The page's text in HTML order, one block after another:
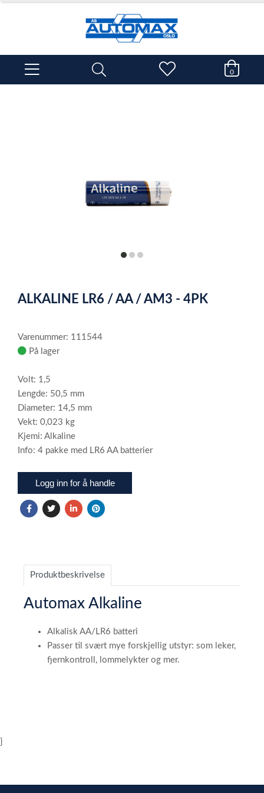
0
itemitemitem
of
ALKALINE LR6 / AA / AM3 - 4PK
Varenummer: 111544
På lager
Volt: 1,5
Lengde: 50,5 mm
Diameter: 14,5 mm
Vekt: 0,023 kg
Kjemi: Alkaline
Info: 4 pakke med LR6 AA batterier
Logg inn for å handle
Produktbeskrivelse
Automax Alkaline
Alkalisk AA/LR6 batteri
Passer til svært mye forskjellig utstyr: som leker,
fjernkontroll, lommelykter og mer.
}